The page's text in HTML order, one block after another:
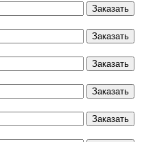
Заказать
Заказать
Заказать
Заказать
Заказать